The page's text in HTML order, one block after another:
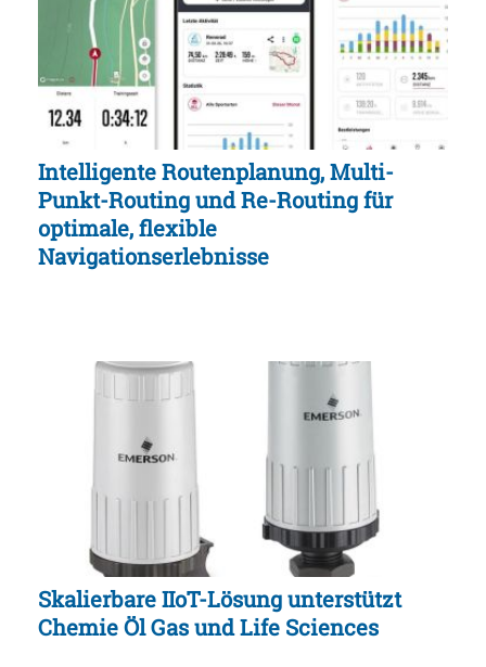
Intelligente Routenplanung, Multi-
Punkt-Routing und Re-Routing für
optimale, flexible
Navigationserlebnisse
Skalierbare IIoT-Lösung unterstützt
Chemie Öl Gas und Life Sciences